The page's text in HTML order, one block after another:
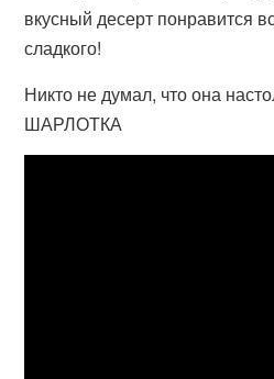
вкусный десерт понравится
сладкого!
Никто не думал, что она
ШАРЛОТКА